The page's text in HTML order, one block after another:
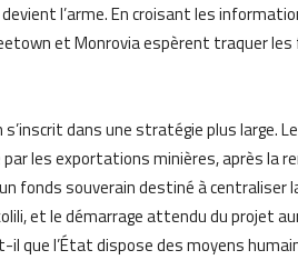
devient l’arme. En croisant les
et Monrovia espèrent traquer
dans une stratégie plus large.
les exportations minières, après la
fonds souverain destiné à centraliser
et le démarrage attendu du projet
que l’État dispose des moyens